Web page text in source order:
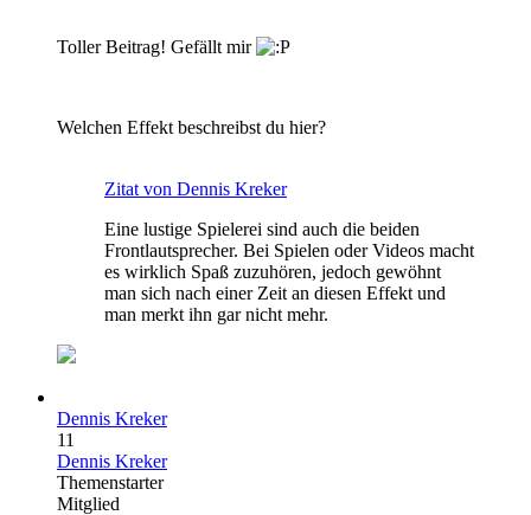
Toller Beitrag! Gefällt mir
Welchen Effekt beschreibst du hier?
Zitat von Dennis Kreker
Eine lustige Spielerei sind auch die beiden
Frontlautsprecher. Bei Spielen oder Videos macht
es wirklich Spaß zuzuhören, jedoch gewöhnt
man sich nach einer Zeit an diesen Effekt und
man merkt ihn gar nicht mehr.
Dennis Kreker
11
Dennis Kreker
Themenstarter
Mitglied